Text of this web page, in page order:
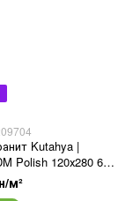
Kutahya |
Polish 120х280 6
м²